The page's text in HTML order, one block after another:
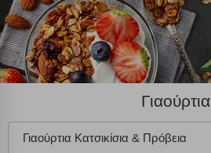
Γιαούρτια
Γιαούρτια Κατσικίσια & Πρόβεια